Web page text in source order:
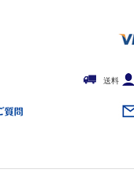
送料